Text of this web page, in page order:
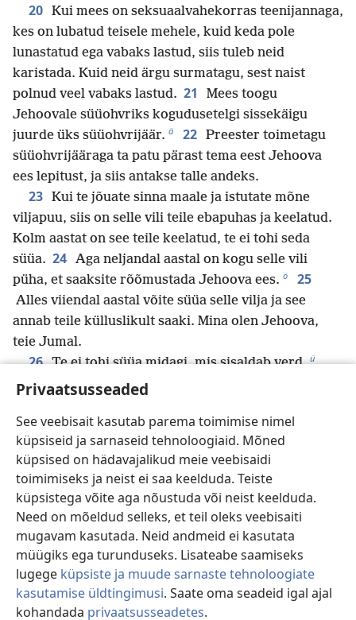
Privaatsusseaded
See veebisait kasutab parema toimimise nimel
küpsiseid ja sarnaseid tehnoloogiaid. Mõned
küpsised on hädavajalikud meie veebisaidi
toimimiseks ja neist ei saa keelduda. Teiste
küpsistega võite aga nõustuda või neist keelduda.
Need on mõeldud selleks, et teil oleks veebisaiti
mugavam kasutada. Neid andmeid ei kasutata
müügiks ega turunduseks. Lisateabe saamiseks
lugege küpsiste ja muude sarnaste tehnoloogiate
kasutamise üldtingimusi. Saate oma seadeid igal ajal
kohandada privaatsusseadetes.
20 Kui mees on seksuaalvahekorras teenijannaga,
kes on lubatud teisele mehele, kuid keda pole
lunastatud ega vabaks lastud, siis tuleb neid
karistada. Kuid neid ärgu surmatagu, sest naist
polnud veel vabaks lastud. 21
Mees toogu
Jehoovale süüohvriks kogudusetelgi sissekäigu
juurde üks süüohvrijäär. ä 22 Preester toimetagu
süüohvrijääraga ta patu pärast tema eest Jehoova
ees lepitust, ja siis antakse talle andeks.
23 Kui te jõuate sinna maale ja istutate mõne
viljapuu, siis on selle vili teile ebapuhas ja keelatud.
Kolm aastat on see teile keelatud, te ei tohi seda
süüa. 24 Aga neljandal aastal on kogu selle vili
püha, et saaksite rõõmustada Jehoova ees. ö 25
Alles viiendal aastal võite süüa selle vilja ja see
annab teile külluslikult saaki. Mina olen Jehoova,
teie Jumal.
26 Te ei tohi süüa midagi, mis sisaldab verd. ü
Te ei tohi otsida endeid ega tegeleda maagiaga.
kärpida ega rikkuda oma habeme äärt. * y
28 Te ei tohi end surnu * pärast lõikuda
teha endale tätoveeringuid. Mina olen Jehoova.
29 Ära häbista oma tütart sellega, et teed temast
prostituudi,
b et maa ei hooraks ega täituks
kõlvatusega.
c
30 Teil tuleb pidada mu hingamispäevi d ja
suhtuda mu pühamusse aukartusega. Mina olen
Jehoova.
31 Ärge pöörduge vaimude väljakutsujate poole